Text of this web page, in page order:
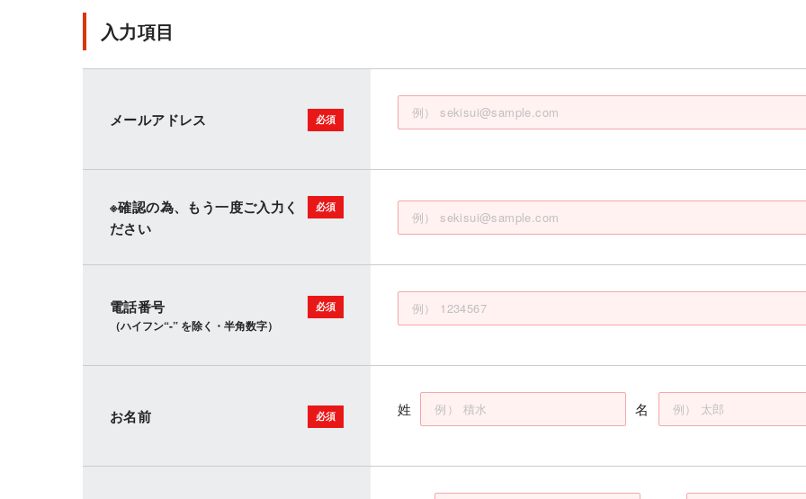
入力項目
メールアドレス
※確認の為、もう一度ご入力く
ださい
電話番号
（ハイフン“-” を除く・半角数字）
お名前 姓 名